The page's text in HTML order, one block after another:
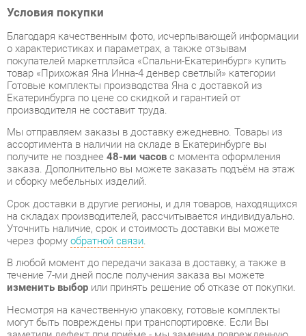
покупателей маркетплэйса «Спальни-Екатеринбург» купить
товар «Прихожая Яна Инна-4 денвер светлый» категории
Готовые комплекты производства Яна с доставкой из
Екатеринбурга по цене со скидкой и гарантией от
производителя не составит труда.
Мы отправляем заказы в доставку ежедневно. Товары из
ассортимента в наличии на складе в Екатеринбурге вы
получите не позднее48-ми часовс момента оформления
заказа. Дополнительно вы можете заказать подъём на этаж
Срок доставки в другие регионы, и для товаров, находящихся
на складах производителей, рассчитывается индивидуально.
Уточнить наличие, срок и стоимость доставки вы можете
через формуобратной связи.
В любой момент до передачи заказа в доставку, а также в
течение 7-ми дней после получения заказа вы можете
изменить выборили принять решение об отказе от покупки.
Несмотря на качественную упаковку, готовые комплекты
могут быть повреждены при транспортировке. Если Вы
заметили дефект при приёме - мы заменим поврежденную
деталь.Повторная доставкатовара -бесплатна.
На всю мебель категории Готовые комплекты
распространяетсягарантия 1 год , а на некоторые модели – 2
года с момента приобретения.